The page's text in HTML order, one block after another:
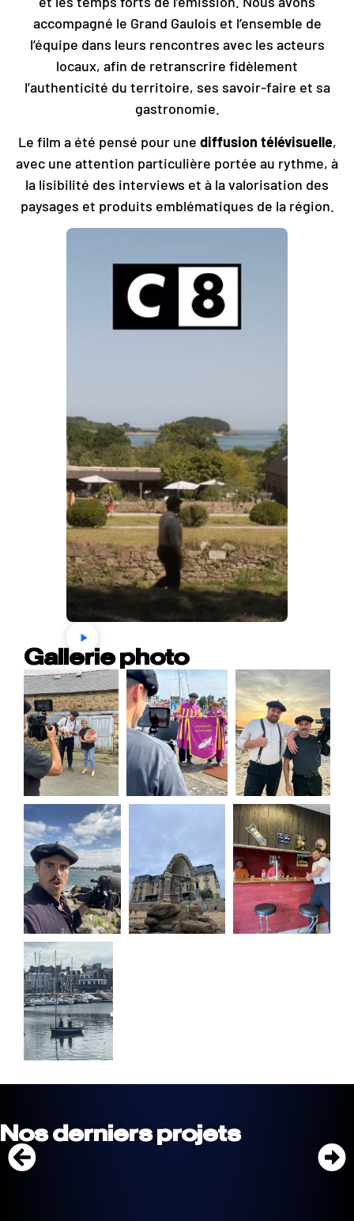
accompagné le Grand Gaulois et l’ensemble de
l’équipe dans leurs rencontres avec les acteurs
locaux, afin de retranscrire fidèlement
l’authenticité du territoire, ses savoir-faire et sa
gastronomie.
Le film a été pensé pour une diffusion télévisuelle,
avec une attention particulière portée au rythme, à
la lisibilité des interviews et à la valorisation des
paysages et produits emblématiques de la région.
Gallerie photo
Nos derniers projets